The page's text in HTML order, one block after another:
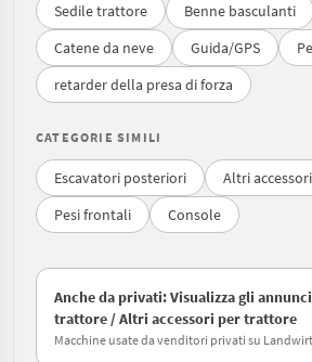
Sedile trattore
Benne basculanti
Catene da neve
Guida/GPS
retarder della presa di forza
CATEGORIE SIMILI
Escavatori posteriori
Altri
Pesi frontali
Console
Anche da privati: Visualizza gli
trattore / Altri accessori per trattore
Macchine usate da venditori privati su